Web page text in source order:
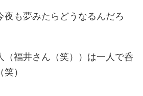
夜も夢みたらどうなるんだろ
（福井さん（笑））は一人で呑
）